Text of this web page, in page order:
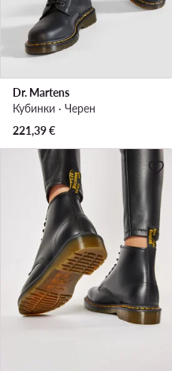
Dr. Martens
Кубинки · Черен
221,39€